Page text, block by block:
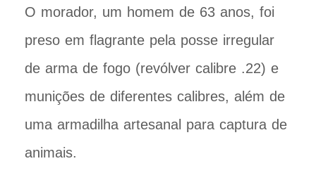
O morador, um homem de 63 anos, foi
preso em flagrante pela posse irregular
de arma de fogo (revólver calibre .22) e
munições de diferentes calibres, além de
uma armadilha artesanal para captura de
animais.